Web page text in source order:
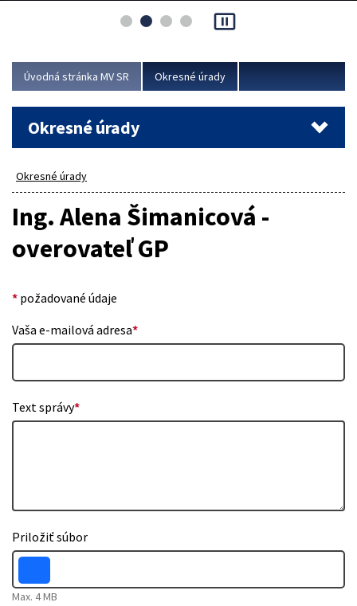
asociácie poisťovní (SLASPO) a Ministerstva vnútra SR.
Viac
pause_presentation
Úvodná stránka MV SR Okresné úrady
Okresné úrady
Okresné úrady
Ing. Alena Šimanicová -
overovateľ GP
* požadované údaje
Vaša e-mailová adresa*
Text správy*
Priložiť súbor
Max. 4 MB